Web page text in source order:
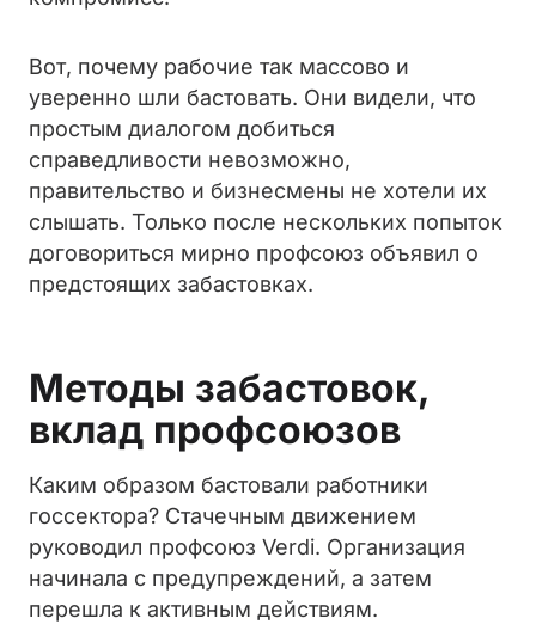
Вот, почему рабочие так массово и
уверенно шли бастовать. Они видели, что
простым диалогом добиться
справедливости невозможно,
правительство и бизнесмены не хотели их
слышать. Только после нескольких попыток
договориться мирно профсоюз объявил о
предстоящих забастовках.
Методы забастовок,
вклад профсоюзов
Каким образом бастовали работники
госсектора? Стачечным движением
руководил профсоюз Verdi. Организация
начинала с предупреждений, а затем
перешла к активным действиям.